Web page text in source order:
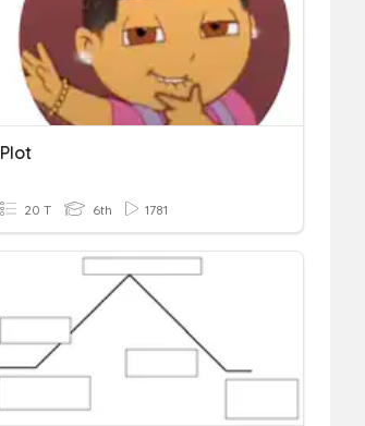
Plot
20 T 6th 1781